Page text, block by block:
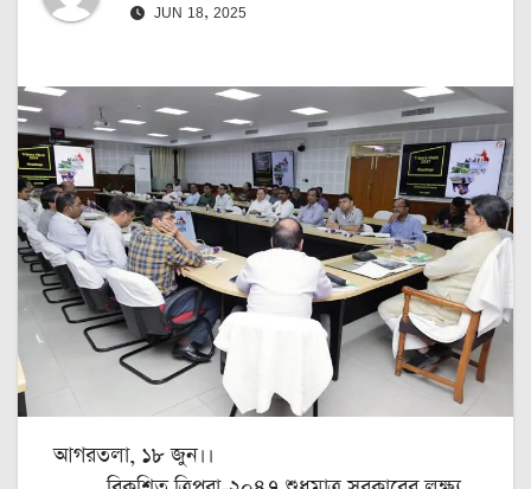
JUN 18, 2025
আগরতলা, ১৮ জুন।।